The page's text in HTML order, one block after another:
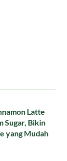
Latte
Sugar, Bikin
yang Mudah